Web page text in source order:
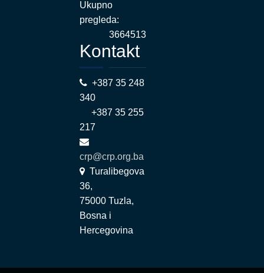
Ukupno
pregleda:
3664513
Kontakt
+387 35 248
340
+387 35 255
217
crp@crp.org.ba
Turalibegova
36,
75000 Tuzla,
Bosna i
Hercegovina